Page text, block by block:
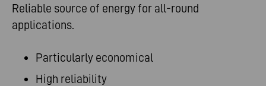
Reliable source of energy for all-round
applications.
Particularly economical
High reliability